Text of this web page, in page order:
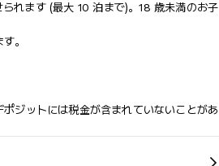
れます (最大 10 泊まで)。18 歳未満のお子
。
ジットには税金が含まれていないことがあ